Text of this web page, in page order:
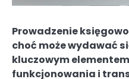
Prowadzenie
choć może wydawać
kluczowym
funkcjonowania i